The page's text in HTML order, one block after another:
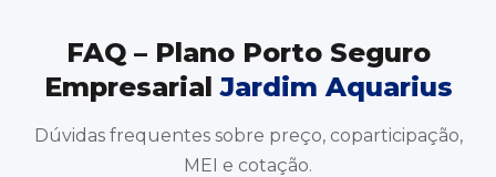
FAQ – Plano Porto Seguro
EmpresarialJardim Aquarius
Dúvidas frequentes sobre preço, coparticipação,
MEI e cotação.